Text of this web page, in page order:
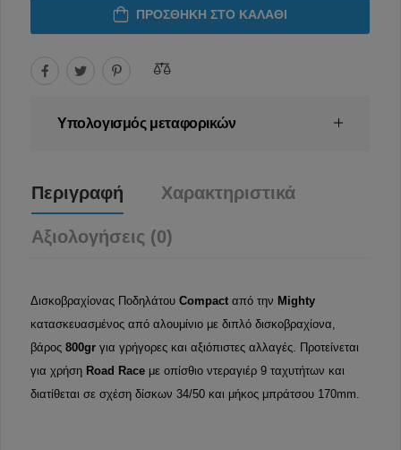
ΠΡΟΣΘΉΚΗ ΣΤΟ ΚΑΛΆΘΙ
Υπολογισμός μεταφορικών
Περιγραφή Χαρακτηριστικά
Αξιολογήσεις (0)
Δισκοβραχίονας Ποδηλάτου Compact από την Mighty
κατασκευασμένος από αλουμίνιο με διπλό δισκοβραχίονα,
βάρος 800gr για γρήγορες και αξιόπιστες αλλαγές. Προτείνεται
για χρήση Road Race με οπίσθιο ντεραγιέρ 9 ταχυτήτων και
διατίθεται σε σχέση δίσκων 34/50 και μήκος μπράτσου 170mm.